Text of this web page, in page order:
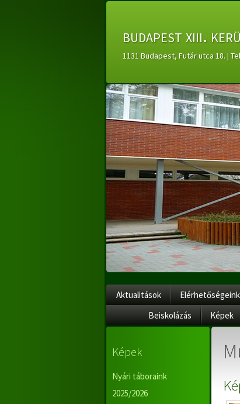
budapest xiii.
1131 Budapest, Futár utca 18. |
Aktualitások Elérhetőségeink
Beiskolázás
Képek
Képek
Nyári táboraink
2025/2026